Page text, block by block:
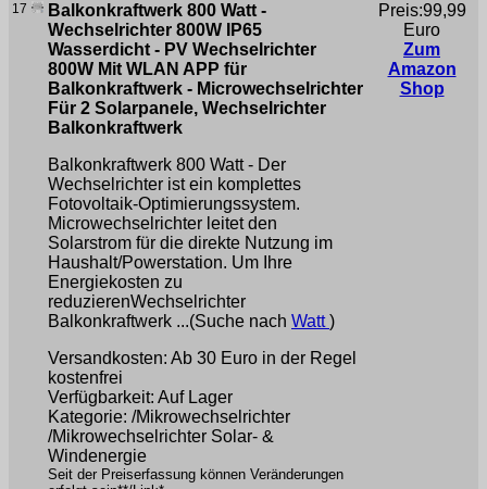
17
Balkonkraftwerk 800 Watt -
Wechselrichter 800W IP65
Wasserdicht - PV Wechselrichter
800W Mit WLAN APP für
Balkonkraftwerk - Microwechselrichter
Für 2 Solarpanele, Wechselrichter
Balkonkraftwerk
Balkonkraftwerk 800 Watt - Der
Wechselrichter ist ein komplettes
Fotovoltaik-Optimierungssystem.
Microwechselrichter leitet den
Solarstrom für die direkte Nutzung im
Haushalt/Powerstation. Um Ihre
Energiekosten zu
reduzierenWechselrichter
Balkonkraftwerk ...(Suche nach Watt)
Versandkosten: Ab 30 Euro in der Regel
kostenfrei
Verfügbarkeit: Auf Lager
Kategorie: /Mikrowechselrichter
/Mikrowechselrichter Solar- &
Windenergie
Seit der Preiserfassung können Veränderungen
Preis:99,99
Euro
Zum
Amazon
Shop